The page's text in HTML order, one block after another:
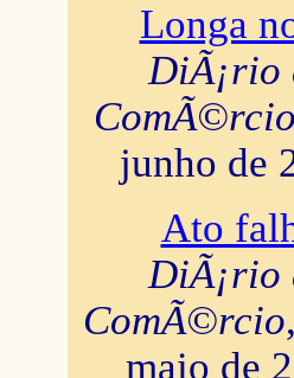
Longa
DiÃ¡rio
ComÃ©rcio
junho de
Ato
DiÃ¡rio
ComÃ©rcio
maio de